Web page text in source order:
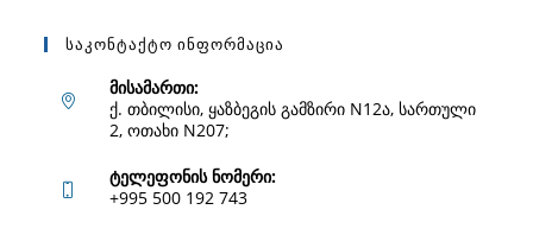
Საკონტაქტო Ინფორმაცია
მისამართი:
ქ. თბილისი, ყაზბეგის გამზირი N12ა, სართული
2, ოთახი N207;
ტელეფონის ნომერი:
+995 500 192 743